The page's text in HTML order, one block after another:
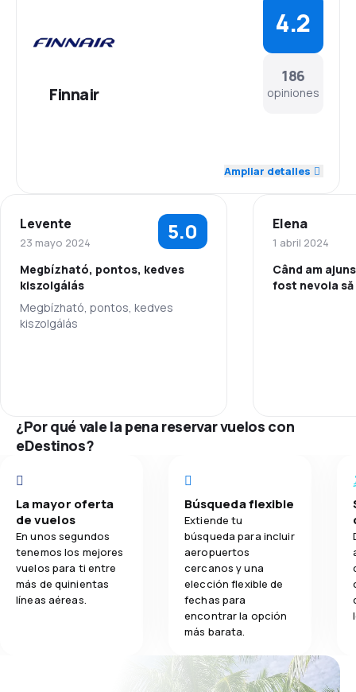
Finnair
186
opiniones
4.2
Red de vuelos 4.4
Precio de los pasajes 3.7
Comodidad del viaje
Ampliar detalles
Levente
23 mayo 2024 5.0
Megbízható, pontos, kedves
kiszolgálás
Megbízható, pontos, kedves
kiszolgálás
Elena
1 abril 2024
Când am
fost nevoia
¿Por qué vale la pena reservar vuelos con
eDestinos?
La mayor oferta
de vuelos
En unos segundos
tenemos los mejores
vuelos para ti entre
más de quinientas
líneas aéreas.
Búsqueda flexible
Extiende tu
búsqueda para incluir
aeropuertos
cercanos y una
elección flexible de
fechas para
encontrar la opción
más barata.